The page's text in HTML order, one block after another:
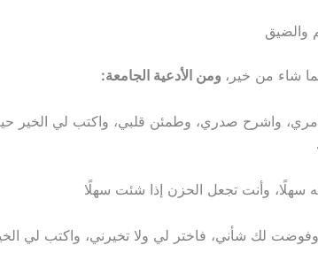
والضيق
شاء من خير، ومن الأدعية الجامعة:
واشرح صدري، وطمئن قلبي، واكتب لي
سهلًا، وأنت تجعل الحزن إذا شئت سهلًا
وفوضت لك شأني، فاختر لي ولا تخيرني، واكتب لي